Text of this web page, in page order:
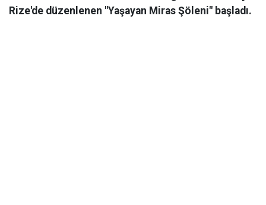
Rize'de düzenlenen "Yaşayan Miras Şöleni" başladı.